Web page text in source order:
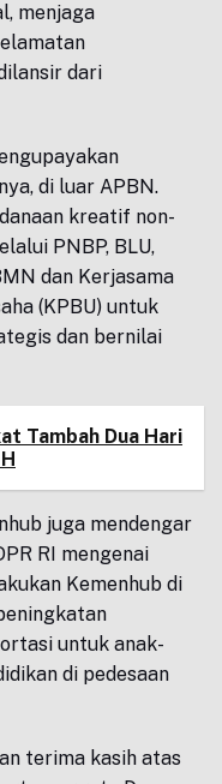
menjaga
dari
di luar APBN.
kreatif non-
PNBP, BLU,
dan Kerjasama
(KPBU) untuk
dan bernilai
Tambah Dua Hari
juga mendengar
RI mengenai
Kemenhub di
untuk anak-
di pedesaan
terima kasih atas